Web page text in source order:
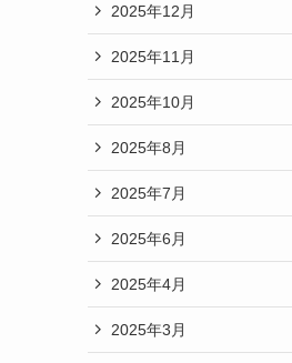
2025年12月
2025年11月
2025年10月
2025年8月
2025年7月
2025年6月
2025年4月
2025年3月